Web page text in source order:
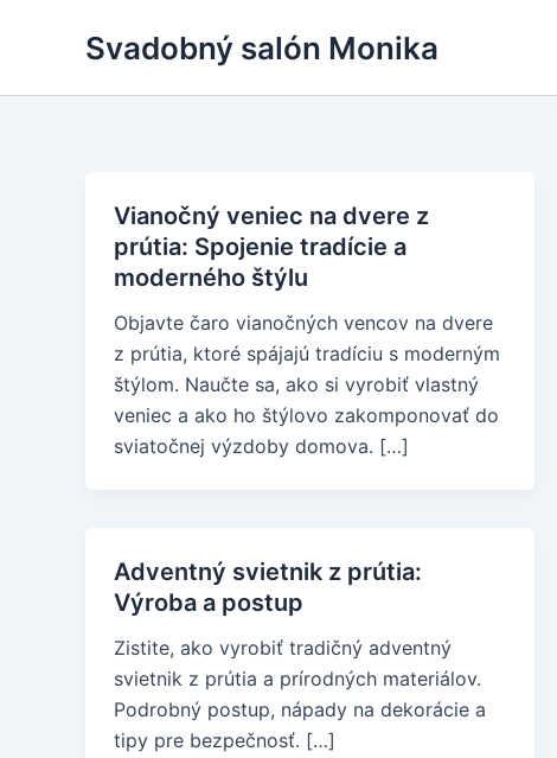
Svadobný salón Monika
Vianočný veniec na dvere z
prútia: Spojenie tradície a
moderného štýlu
Objavte čaro vianočných vencov na dvere
z prútia, ktoré spájajú tradíciu s moderným
štýlom. Naučte sa, ako si vyrobiť vlastný
veniec a ako ho štýlovo zakomponovať do
sviatočnej výzdoby domova. […]
Adventný svietnik z prútia:
Výroba a postup
Zistite, ako vyrobiť tradičný adventný
svietnik z prútia a prírodných materiálov.
Podrobný postup, nápady na dekorácie a
tipy pre bezpečnosť. […]